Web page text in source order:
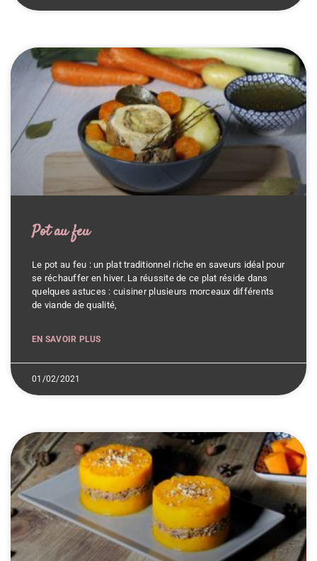
Pot au feu
Le pot au feu : un plat traditionnel riche en saveurs idéal pour
se réchauffer en hiver. La réussite de ce plat réside dans
quelques astuces : cuisiner plusieurs morceaux différents
de viande de qualité,
EN SAVOIR PLUS
01/02/2021